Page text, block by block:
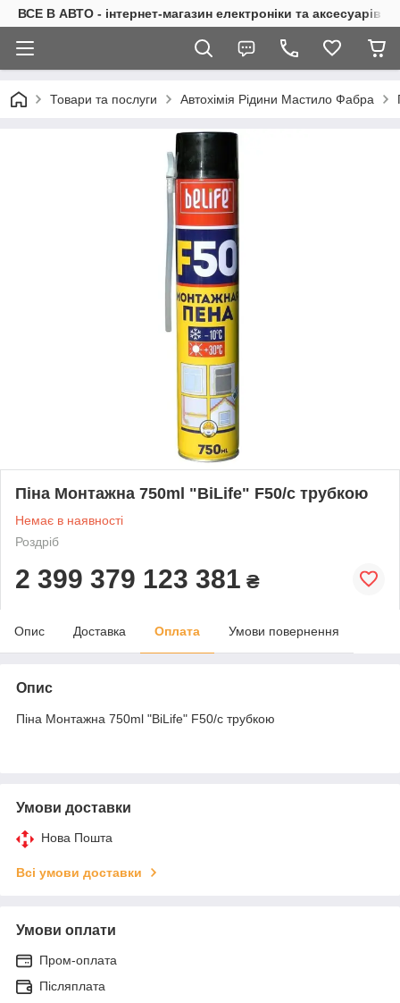
ВСЕ В АВТО - інтернет-магазин електроніки та аксесуарів в
Товари та послуги Автохімія Рідини Мастило Фабра
Піна Монтажна 750ml "BiLife" F50/с трубкою
Немає в наявності
Роздріб
2 399 379 123 381 ₴
Опис Доставка Оплата Умови повернення
Опис
Піна Монтажна 750ml "BiLife" F50/с трубкою
Умови доставки
Нова Пошта
Всі умови доставки
Умови оплати
Пром-оплата
Післяплата